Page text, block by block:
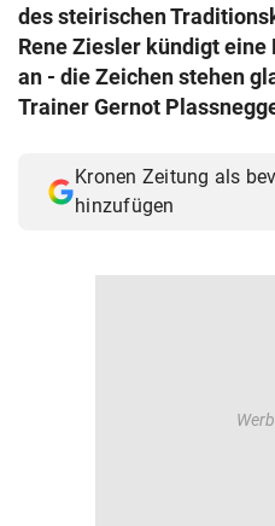
© Krone Multimedia GmbH & Co
Muthgasse 2, 1190 Wien
des steirischen
Rene Ziesler kündigt
an - die Zeichen stehen
Trainer Gernot
Kronen Zeitung als
hinzufügen